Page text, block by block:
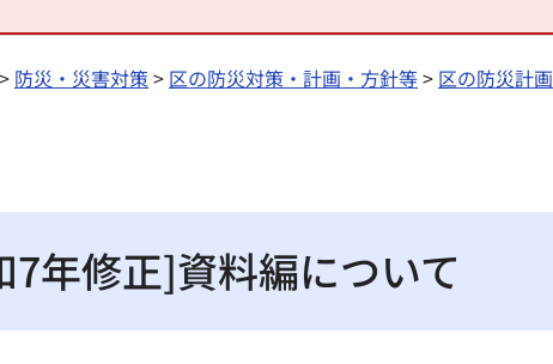
> 防災・災害対策> 区の防災対策・計画・方針等> 区の防災計画
年修正]資料編について